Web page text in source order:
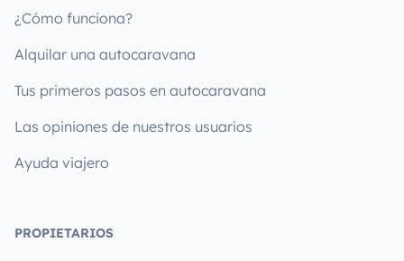
¿Cómo funciona?
Alquilar una autocaravana
Tus primeros pasos en autocaravana
Las opiniones de nuestros usuarios
Ayuda viajero
PROPIETARIOS